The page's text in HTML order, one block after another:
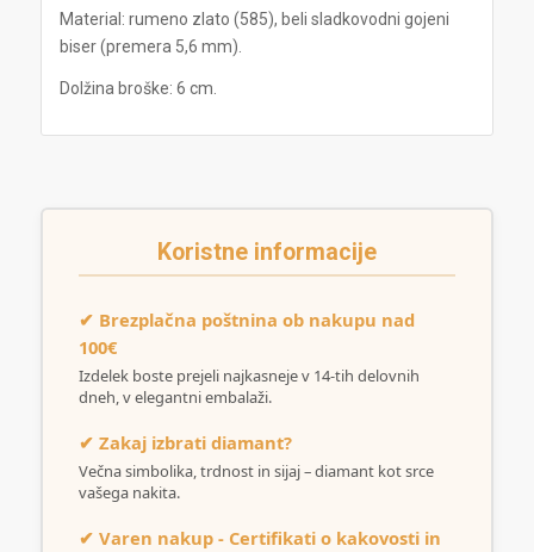
Material: rumeno zlato (585), beli sladkovodni gojeni
biser (premera 5,6 mm).
Dolžina broške: 6 cm.
Koristne informacije
✔ Brezplačna poštnina ob nakupu nad
100€
Izdelek boste prejeli najkasneje v 14-tih delovnih
dneh, v elegantni embalaži.
✔ Zakaj izbrati diamant?
Večna simbolika, trdnost in sijaj – diamant kot srce
vašega nakita.
✔ Varen nakup - Certifikati o kakovosti in